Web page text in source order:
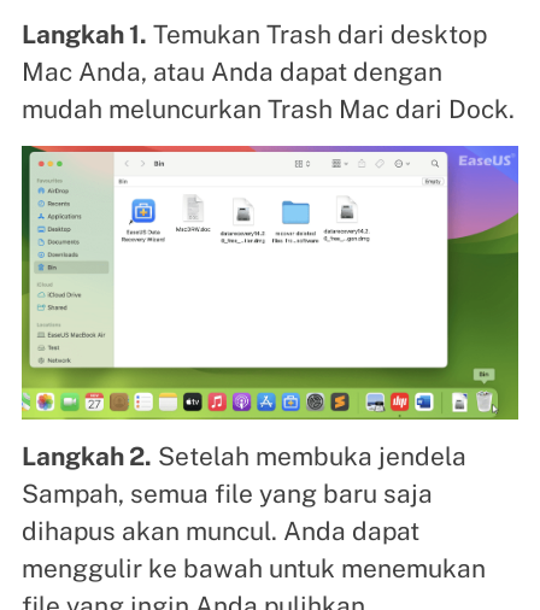
Langkah 1. Temukan Trash dari desktop
Mac Anda, atau Anda dapat dengan
mudah meluncurkan Trash Mac dari Dock.
Langkah 2. Setelah membuka jendela
Sampah, semua file yang baru saja
dihapus akan muncul. Anda dapat
menggulir ke bawah untuk menemukan